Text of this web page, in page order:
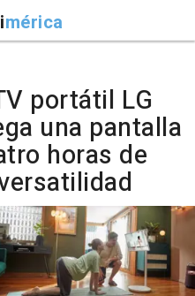
mérica
portátil LG
una pantalla
horas de